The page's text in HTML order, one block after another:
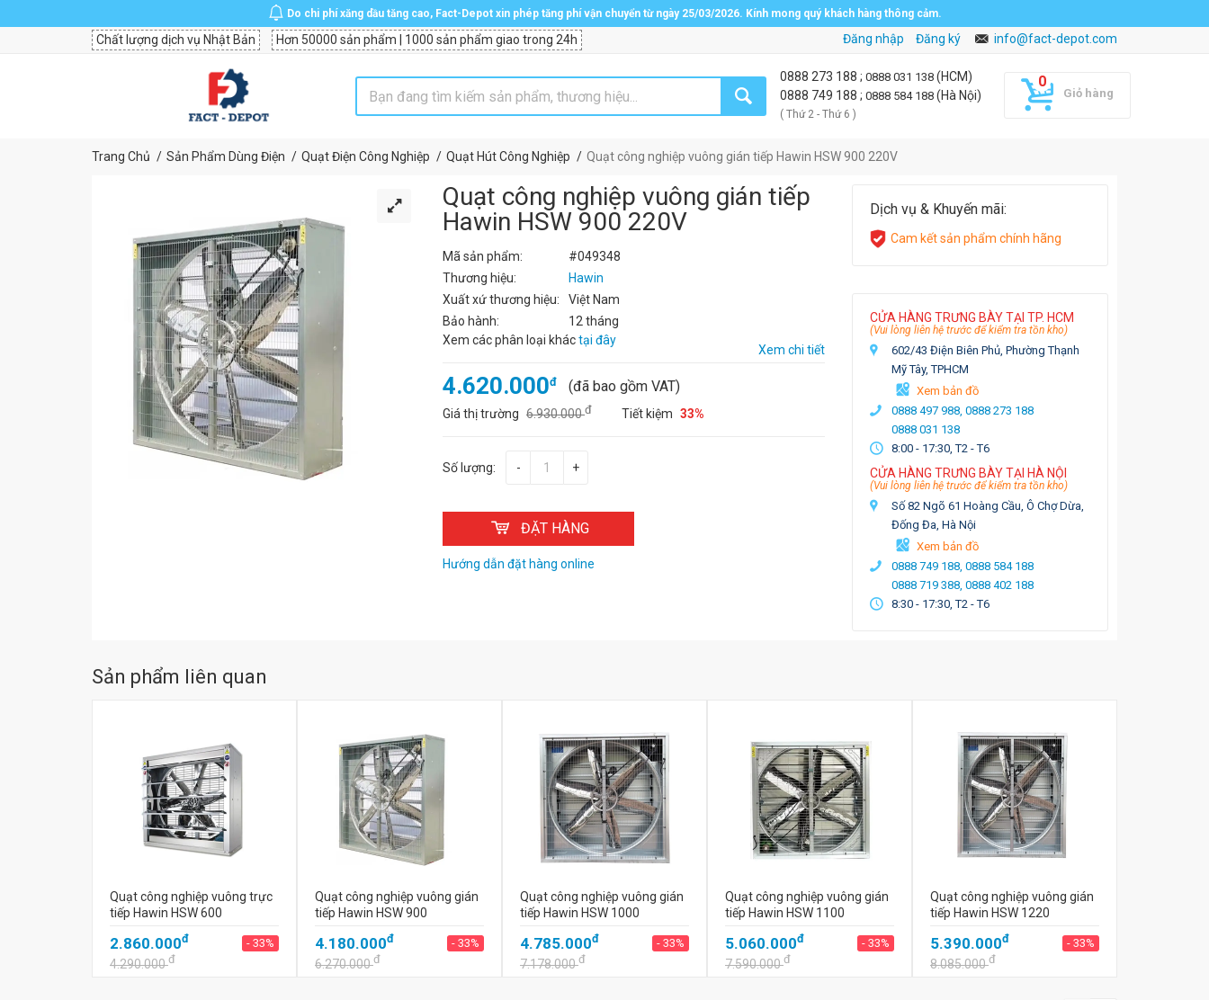
Do chi phí xăng dầu tăng cao, Fact-Depot xin phép tăng phí vận chuyển từ ngày 25/03/2026. Kính mong quý khách hàng thông cảm.
Chất lượng dịch vụ Nhật Bản Hơn 50000 sản phẩm | 1000 sản phẩm giao trong 24h Đăng nhập Đăng ký info@fact-depot.com
Giỏ hàng
0888 273 188 ; 0888 031 138 (HCM)
0888 749 188 ; 0888 584 188 (Hà Nội)
( Thứ 2 - Thứ 6 )
Trang Chủ Sản Phẩm Dùng Điện Quạt Điện Công Nghiệp Quạt Hút Công Nghiệp Quạt công nghiệp vuông gián tiếp Hawin HSW 900 220V
Quạt công nghiệp vuông gián tiếp
Hawin HSW 900 220V
Mã sản phẩm:
#049348
Thương hiệu:
Hawin
Xuất xứ thương hiệu:
Việt Nam
Bảo hành:
12 tháng
Xem các phân loại kháctại đây
Xem chi tiết
4.620.000đ (đã bao gồm VAT)
Giá thị trường 6.930.000đ Tiết kiệm 33%
Số lượng: - +
ĐẶT HÀNG
Hướng dẫn đặt hàng online
Dịch vụ & Khuyến mãi:
Cam kết sản phẩm chính hãng
CỬA HÀNG TRƯNG BÀY TẠI TP. HCM
(Vui lòng liên hệ trước để kiểm tra tồn kho)
602/43 Điện Biên Phủ, Phường Thạnh
Mỹ Tây, TPHCM
Xem bản đồ
0888 497 988, 0888 273 188
0888 031 138
8:00 - 17:30, T2 - T6
CỬA HÀNG TRƯNG BÀY TẠI HÀ NỘI
(Vui lòng liên hệ trước để kiểm tra tồn kho)
Số 82 Ngõ 61 Hoàng Cầu, Ô Chợ Dừa,
Đống Đa, Hà Nội
Xem bản đồ
0888 749 188, 0888 584 188
0888 719 388, 0888 402 188
8:30 - 17:30, T2 - T6
Sản phẩm liên quan
Quạt công nghiệp vuông trực
tiếp Hawin HSW 600
2.860.000đ - 33%
4.290.000đ
Quạt công nghiệp vuông gián
tiếp Hawin HSW 900
4.180.000đ - 33%
6.270.000đ
Quạt công nghiệp vuông gián
tiếp Hawin HSW 1000
4.785.000đ - 33%
7.178.000đ
Quạt công nghiệp vuông gián
tiếp Hawin HSW 1100
5.060.000đ - 33%
7.590.000đ
Quạt công nghiệp vuông gián
tiếp Hawin HSW 1220
5.390.000đ - 33%
8.085.000đ